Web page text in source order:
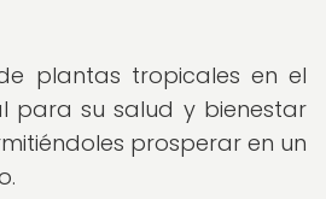
plantas tropicales en el
para su salud y bienestar
prosperar en un